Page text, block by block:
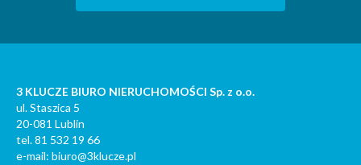
3 KLUCZE BIURO NIERUCHOMOŚCI Sp. z o.o.
ul. Staszica 5
20-081 Lublin
tel. 81 532 19 66
e-mail: biuro@3klucze.pl